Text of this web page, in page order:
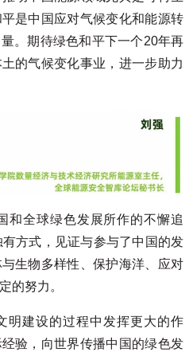
是中国应对气候变化和能源转
。期待绿色和平下一个20年再
的气候变化事业，进一步助力
和全球绿色发展所作的不懈追
方式，见证与参与了中国的发
生物多样性、保护海洋、应对
的努力。
明建设的过程中发挥更大的作
验，向世界传播中国的绿色发